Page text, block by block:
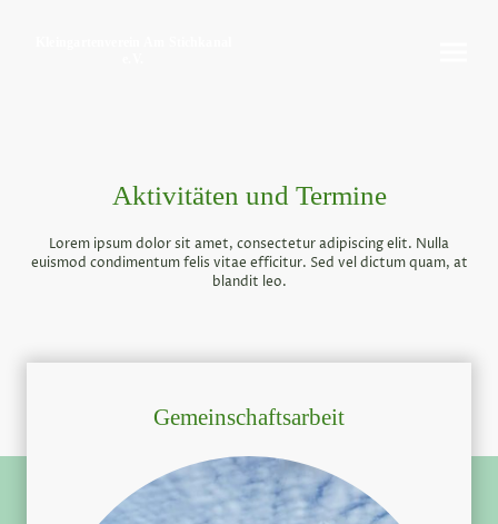
Aktivitäten und Termine
Lorem ipsum dolor sit amet, consectetur adipiscing elit. Nulla
euismod condimentum felis vitae efficitur. Sed vel dictum quam, at
blandit leo.
Gemeinschaftsarbeit